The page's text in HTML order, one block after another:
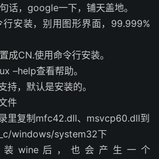
话，google一下，铺天盖地。
安装，别用图形界面，99.999%
成CN.使用命令行安装。
–help查看帮助。
，默认是安装的。
件
里复制mfc42.dll、msvcp60.dll到
windows/system32下
wine后，也会产生一个